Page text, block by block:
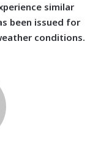
similar
been issued for
conditions.